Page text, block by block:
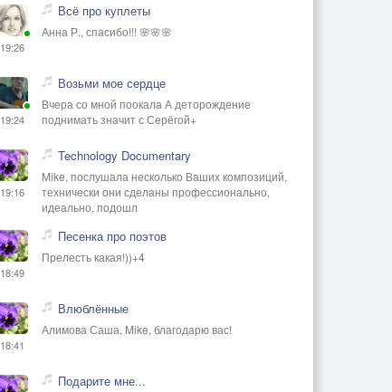
19:26
Всё про куплеты
Анна Р., спасибо!!! 🌸🌸🌸
19:24
Возьми мое сердце
Вчера со мной поокала А деторождение
поднимать значит с Серёгой+
19:16
Technology Documentary
Mike, послушала несколько Ваших композиций,
технически они сделаны профессионально,
идеально, подошл
18:49
Песенка про поэтов
Прелесть какая!))+4
18:41
Влюблённые
Алимова Саша, Mike, благодарю вас!
Подарите мне...